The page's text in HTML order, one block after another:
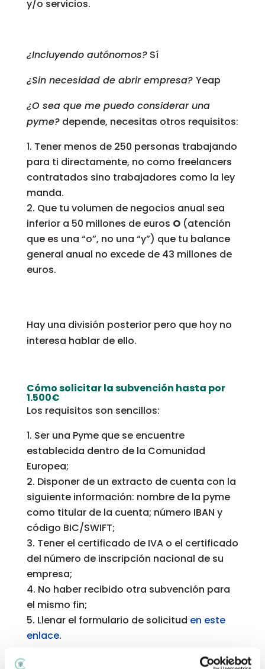
y/o servicios.
¿Incluyendo autónomos?Sí
¿Sin necesidad de abrir empresa? Yeap
¿O sea que me puedo considerar una
pyme?depende, necesitas otros requisitos:
Tener menos de 250 personas trabajando
para ti directamente, no como freelancers
contratados sino trabajadores como la ley
manda.
Que tu volumen de negocios anual sea
inferior a 50 millones de euros O(atención
que es una “o”, no una “y”) que tu balance
general anual no excede de 43 millones de
euros.
Hay una división posterior pero que hoy no
interesa hablar de ello.
Cómo solicitar la subvención hasta por
1.500€
Los requisitos son sencillos:
Ser una Pyme que se encuentre
establecida dentro de la Comunidad
Europea;
Disponer de un extracto de cuenta con la
siguiente información: nombre de la pyme
como titular de la cuenta; número IBAN y
código BIC/SWIFT;
Tener el certificado de IVA o el certificado
del número de inscripción nacional de su
empresa;
No haber recibido otra subvención para
el mismo fin;
Llenar el formulario de solicitud en este
enlace.
Aquí pueden pasar 2 cosas: te aprueban o